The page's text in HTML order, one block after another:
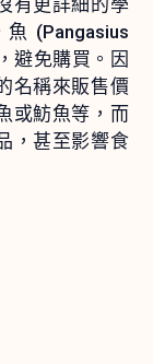
避免購買。因
名稱來販售價
或魴魚等，而
，甚至影響食